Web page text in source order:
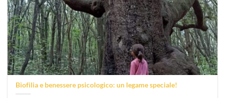
Biofilia e benessere psicologico: un legame speciale!